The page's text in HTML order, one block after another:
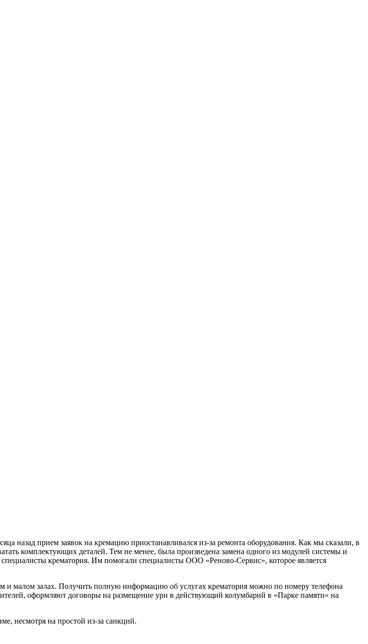
назад прием заявок на кремацию приостанавливался из-за ремонта оборудования. Как мы сказали, в
комплектующих деталей. Тем не менее, была произведена замена одного из модулей системы и
крематория. Им помогали специалисты ООО «Реново-Сервис», которое является
малом залах. Получить полную информацию об услугах крематория можно по номеру телефона
оформляют договоры на размещение урн в действующий колумбарий в «Парке памяти» на
несмотря на простой из-за санкций.